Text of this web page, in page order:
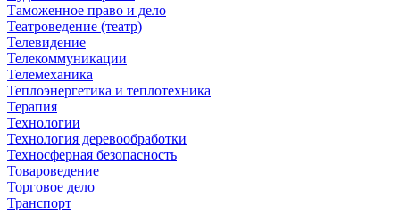
Таможенное право и дело
Театроведение (театр)
Телевидение
Телекоммуникации
Телемеханика
Теплоэнергетика и теплотехника
Терапия
Технологии
Технология деревообработки
Техносферная безопасность
Товароведение
Торговое дело
Транспорт